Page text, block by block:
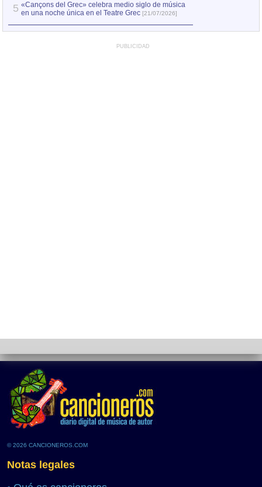
5 «Cançons del Grec» celebra medio siglo de música
en una noche única en el Teatre Grec [21/07/2026]
PUBLICIDAD
© 2026 CANCIONEROS.COM
Notas legales